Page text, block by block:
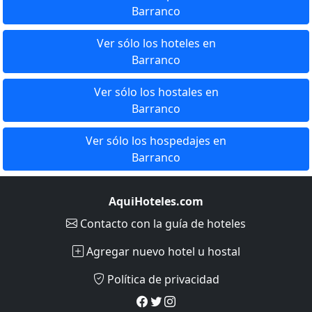
Barranco
Ver sólo los hoteles en
Barranco
Ver sólo los hostales en
Barranco
Ver sólo los hospedajes en
Barranco
AquiHoteles.com
Contacto con la guía de hoteles
Agregar nuevo hotel u hostal
Política de privacidad